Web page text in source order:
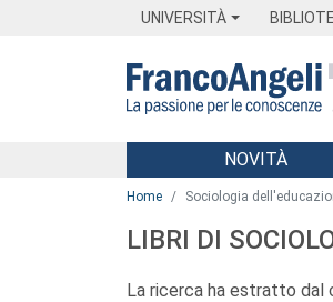
UNIVERSITÀ
Menu
NOVITÀ
Home Sociologia
LIBRI DI
La ricerca ha estratto dal